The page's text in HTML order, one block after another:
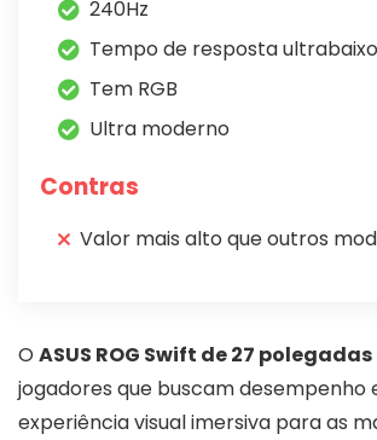
240Hz
Tempo de resposta ultrabaixo
Tem RGB
Ultra moderno
Contras
Valor mais alto que outros
O ASUS ROG Swift de 27 polegadas
jogadores que buscam desempenho
experiência visual imersiva para as